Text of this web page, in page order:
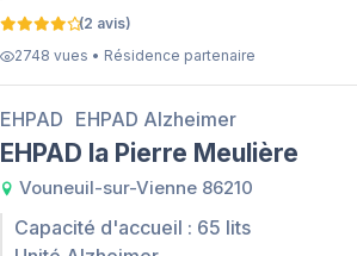
(2 avis)
2748 vues • Résidence partenaire
EHPAD EHPAD Alzheimer
EHPAD la Pierre Meulière
Vouneuil-sur-Vienne 86210
Capacité d'accueil : 65 lits